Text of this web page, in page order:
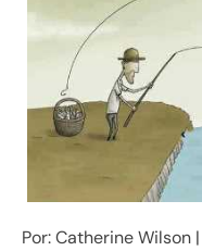
Por: Catherine Wilson |